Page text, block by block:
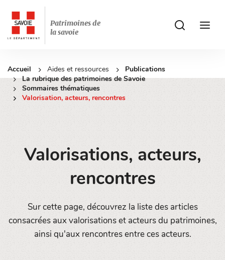
Patrimoines de
la savoie
Accueil Aides et ressources
Publications
La rubrique des patrimoines de Savoie
Sommaires thématiques
Valorisation, acteurs, rencontres
Valorisations, acteurs,
rencontres
Sur cette page, découvrez la liste des articles
consacrées aux valorisations et acteurs du patrimoines,
ainsi qu'aux rencontres entre ces acteurs.